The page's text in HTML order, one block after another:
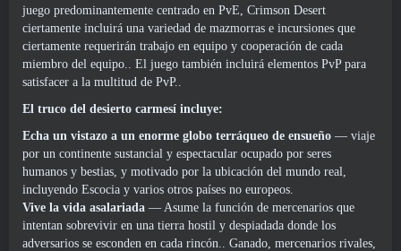
juego predominantemente centrado en PvE, Crimson Desert
ciertamente incluirá una variedad de mazmorras e incursiones que
ciertamente requerirán trabajo en equipo y cooperación de cada
miembro del equipo.. El juego también incluirá elementos PvP para
satisfacer a la multitud de PvP..
El truco del desierto carmesí incluye:
Echa un vistazo a un enorme globo terráqueo de ensueño — viaje
por un continente sustancial y espectacular ocupado por seres
humanos y bestias, y motivado por la ubicación del mundo real,
incluyendo Escocia y varios otros países no europeos.
Vive la vida asalariada — Asume la función de mercenarios que
intentan sobrevivir en una tierra hostil y despiadada donde los
adversarios se esconden en cada rincón.. Ganado, mercenarios rivales,